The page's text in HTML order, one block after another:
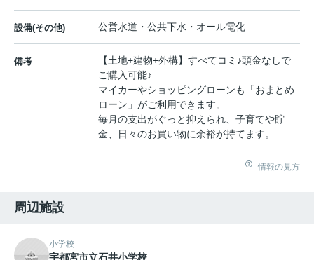
設備(その他) 公営水道・公共下水・オール電化
備考
【土地+建物+外構】すべてコミ♪頭金なしで
ご購入可能♪
マイカーやショッピングローンも「おまとめ
ローン」がご利用できます。
毎月の支出がぐっと抑えられ、子育てや貯
金、日々のお買い物に余裕が持てます。
情報の見方
周辺施設
小学校
宇都宮市立石井小学校